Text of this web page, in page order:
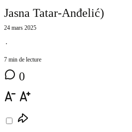
Jasna Tatar-Anđelić)
24 mars 2025
⋅
7 min de lecture
0